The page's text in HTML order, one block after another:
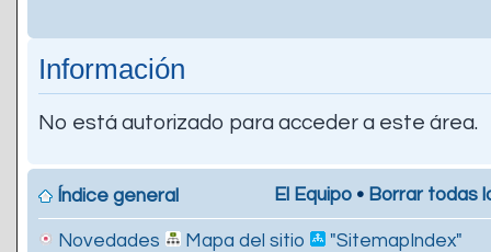
Información
No está autorizado para acceder a este área.
Índice general El Equipo • Borrar todas
Novedades Mapa del sitio "SitemapIndex"